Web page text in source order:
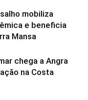
mobiliza
e beneficia
Mansa
chega a Angra
na Costa